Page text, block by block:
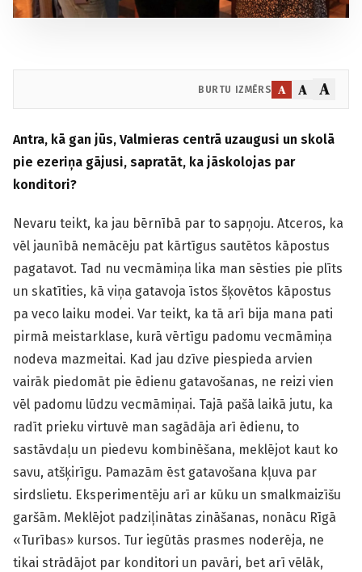
BURTU IZMĒRS A A A
Antra, kā gan jūs, Valmieras centrā uzaugusi un skolā
pie ezeriņa gājusi, sapratāt, ka jāskolojas par
konditori?
Nevaru teikt, ka jau bērnībā par to sapņoju. Atceros, ka
vēl jaunībā nemācēju pat kārtīgus sautētos kāpostus
pagatavot. Tad nu vecmāmiņa lika man sēsties pie plīts
un skatīties, kā viņa gatavoja īstos šķovētos kāpostus
pa veco laiku modei. Var teikt, ka tā arī bija mana pati
pirmā meistarklase, kurā vērtīgu padomu vecmāmiņa
nodeva mazmeitai. Kad jau dzīve piespieda arvien
vairāk piedomāt pie ēdienu gatavošanas, ne reizi vien
vēl padomu lūdzu vecmāmiņai. Tajā pašā laikā jutu, ka
radīt prieku virtuvē man sagādāja arī ēdienu, to
sastāvdaļu un piedevu kombinēšana, meklējot kaut ko
savu, atšķirīgu. Pamazām ēst gatavošana kļuva par
sirdslietu. Eksperimentēju arī ar kūku un smalkmaizīšu
garšām. Meklējot padziļinātas zināšanas, nonācu Rīgā
«Turības» kursos. Tur iegūtās prasmes noderēja, ne
tikai strādājot par konditori un pavāri, bet arī vēlāk,